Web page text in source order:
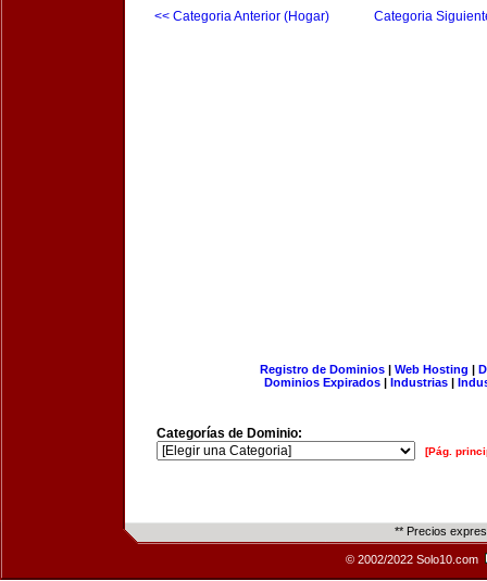
<< Categoria Anterior (Hogar) Categoria
Registro de Dominios| Web Hosting |
Dominios Expirados | Industrias |
Categorías de Dominio:
[Pág.
** Precios
© 2002/2022 Solo10.com